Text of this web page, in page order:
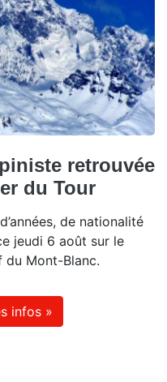
retrouvée
du Tour
de nationalité
jeudi 6 août sur le
du Mont-Blanc.
infos »